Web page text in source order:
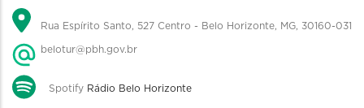
Rua Espírito Santo, 527 Centro - Belo Horizonte, MG, 30160-031
belotur@pbh.gov.br
Spotify Rádio Belo Horizonte